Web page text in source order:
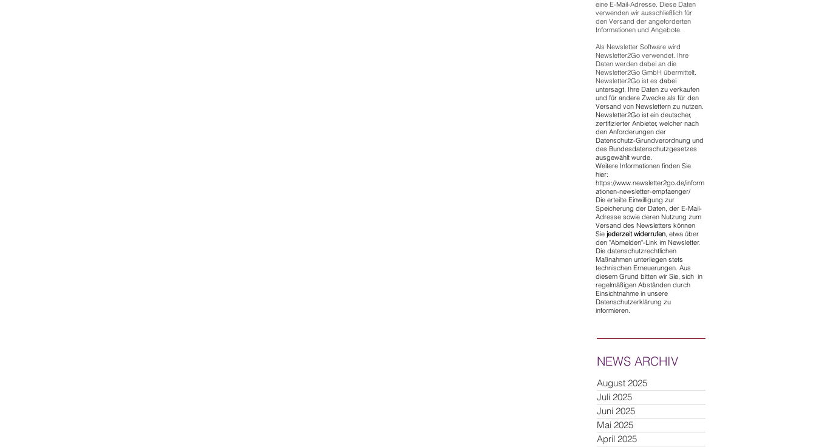
eine E-Mail-Adresse. Diese Daten
verwenden wir ausschließlich für
den Versand der angeforderten
Informationen und Angebote.
Als Newsletter Software wird
Newsletter2Go verwendet. Ihre
Daten werden dabei an die
Newsletter2Go GmbH übermittelt.
Newsletter2Go ist es dabei
untersagt, Ihre Daten zu verkaufen
und für andere Zwecke als für den
Versand von Newslettern zu nutzen.
Newsletter2Go ist ein deutscher,
zertifizierter Anbieter, welcher nach
den Anforderungen der
Datenschutz-Grundverordnung und
des Bundesdatenschutzgesetzes
ausgewählt wurde.
Weitere Informationen finden Sie
hier:
https://www.newsletter2go.de/inform
ationen-newsletter-empfaenger/
Die erteilte Einwilligung zur
Speicherung der Daten, der E-Mail-
Adresse sowie deren Nutzung zum
Versand des Newsletters können
Sie jederzeit widerrufen, etwa über
den "Abmelden"-Link im Newsletter.
Die datenschutzrechtlichen
Maßnahmen unterliegen stets
technischen Erneuerungen. Aus
diesem Grund bitten wir Sie, sich in
regelmäßigen Abständen durch
Einsichtnahme in unsere
Datenschutzerklärung zu
informieren.
NEWS ARCHIV
August 2025
Juli 2025
Juni 2025
Mai 2025
April 2025